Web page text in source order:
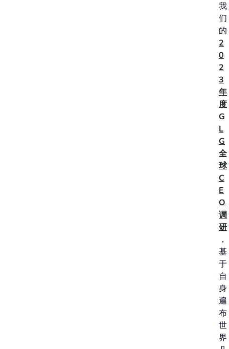
我
们
的
2
0
2
3
年
度
G
L
G
全
球
C
E
O
调
研
，
基
于
自
身
遍
布
世
界